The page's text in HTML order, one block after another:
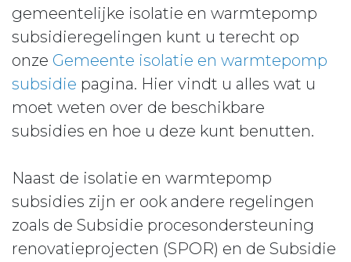
gemeentelijke isolatie en warmtepomp
subsidieregelingen kunt u terecht op
onze Gemeente isolatie en warmtepomp
subsidie pagina. Hier vindt u alles wat u
moet weten over de beschikbare
subsidies en hoe u deze kunt benutten.
Naast de isolatie en warmtepomp
subsidies zijn er ook andere regelingen
zoals de Subsidie procesondersteuning
renovatieprojecten (SPOR) en de Subsidie